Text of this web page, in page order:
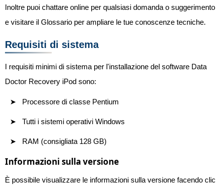
Inoltre puoi chattare online per qualsiasi domanda o suggerimento
e visitare il Glossario per ampliare le tue conoscenze tecniche.
Requisiti di sistema
I requisiti minimi di sistema per l'installazione del software Data
Doctor Recovery iPod sono:
Processore di classe Pentium
Tutti i sistemi operativi Windows
RAM (consigliata 128 GB)
Informazioni sulla versione
È possibile visualizzare le informazioni sulla versione facendo clic